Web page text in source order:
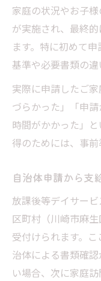
家庭の状況やお子
が実施され、最終
ます。特に初めて
基準や必要書類の違
実際に申請したご
づらかった」「申
時間がかかった」
得のためには、事前
自治体申請から支
放課後等デイサー
区町村（川崎市麻
受付けられます。
治体による書類確
い場合、次に家庭